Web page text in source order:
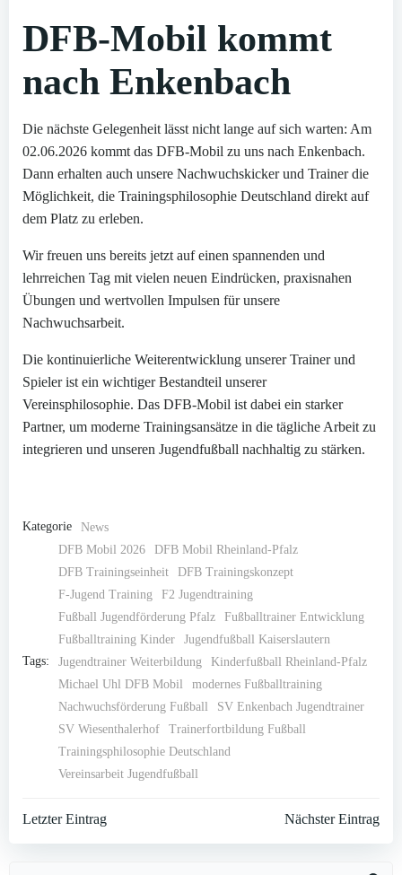
DFB-Mobil kommt
nach Enkenbach
Die nächste Gelegenheit lässt nicht lange auf sich warten: Am
02.06.2026 kommt das DFB-Mobil zu uns nach Enkenbach.
Dann erhalten auch unsere Nachwuchskicker und Trainer die
Möglichkeit, die Trainingsphilosophie Deutschland direkt auf
dem Platz zu erleben.
Wir freuen uns bereits jetzt auf einen spannenden und
lehrreichen Tag mit vielen neuen Eindrücken, praxisnahen
Übungen und wertvollen Impulsen für unsere
Nachwuchsarbeit.
Die kontinuierliche Weiterentwicklung unserer Trainer und
Spieler ist ein wichtiger Bestandteil unserer
Vereinsphilosophie. Das DFB-Mobil ist dabei ein starker
Partner, um moderne Trainingsansätze in die tägliche Arbeit zu
integrieren und unseren Jugendfußball nachhaltig zu stärken.
Kategorie News
Tags:
DFB Mobil 2026
DFB Mobil Rheinland-Pfalz
DFB Trainingseinheit
DFB Trainingskonzept
F-Jugend Training
F2 Jugendtraining
Fußball Jugendförderung Pfalz
Fußballtrainer Entwicklung
Fußballtraining Kinder
Jugendfußball Kaiserslautern
Jugendtrainer Weiterbildung
Kinderfußball Rheinland-Pfalz
Michael Uhl DFB Mobil
modernes Fußballtraining
Nachwuchsförderung Fußball
SV Enkenbach Jugendtrainer
SV Wiesenthalerhof
Trainerfortbildung Fußball
Trainingsphilosophie Deutschland
Vereinsarbeit Jugendfußball
Post
Letzter Eintrag Nächster Eintrag